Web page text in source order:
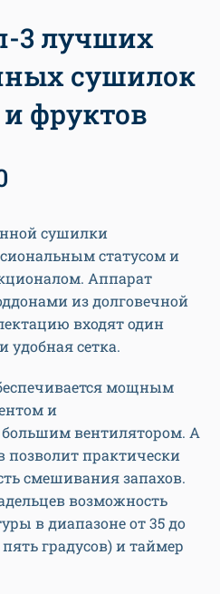
3 лучших
сушилок
фруктов
сушилки
статусом и
Аппарат
из долговечной
входят один
удобная сетка.
мощным
и
вентилятором. А
позволит практически
смешивания запахов.
возможность
в диапазоне от 35 до
градусов) и таймер